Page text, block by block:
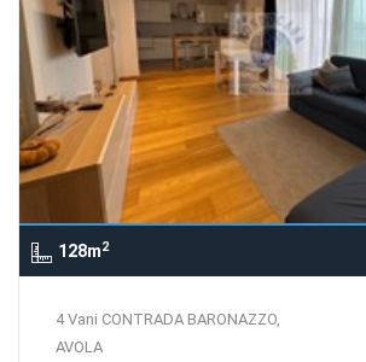
128m2
4 Vani CONTRADA BARONAZZO,
AVOLA